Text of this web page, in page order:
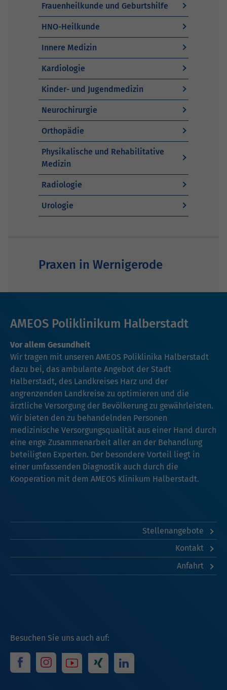
Frauenheilkunde und Geburtshilfe
HNO-Heilkunde
Innere Medizin
Kardiologie
Kinder- und Jugendmedizin
Neurochirurgie
Orthopädie
Physikalische und Rehabilitative
Medizin
Radiologie
Urologie
Praxen in Wernigerode
AMEOS Poliklinikum Halberstadt
Vor allem Gesundheit
Wir tragen mit unseren AMEOS Poliklinika Halberstadt
dazu bei, das ambulante Angebot der Stadt
Halberstadt, des Landkreises Harz und der
angrenzenden Landkreise zu optimieren und die
ärztliche Versorgung der Bevölkerung zu gewährleisten.
Wir bieten den zu behandelnden Personen
medizinische Versorgungsqualität aus einer Hand durch
eine enge Zusammenarbeit aller an der Behandlung
beteiligten Experten. Der besondere Vorteil liegt in
einer umfassenden Diagnostik auch durch die
Kooperation mit dem AMEOS Klinikum Halberstadt.
Stellenangebote
Kontakt
Anfahrt
Besuchen Sie uns auch auf: